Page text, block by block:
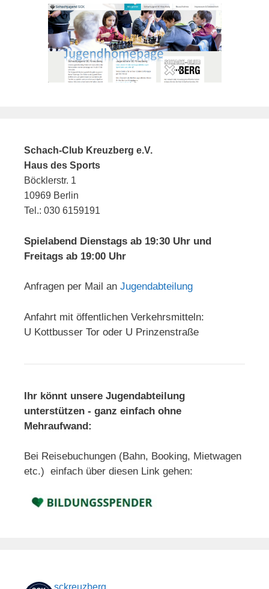
Schach-Club Kreuzberg e.V.
Haus des Sports
Böcklerstr. 1
10969 Berlin
Tel.: 030 6159191
Spielabend Dienstags ab 19:30 Uhr und
Freitags ab 19:00 Uhr
Anfragen per Mail an Jugendabteilung
Anfahrt mit öffentlichen Verkehrsmitteln:
U Kottbusser Tor oder U Prinzenstraße
Ihr könnt unsere Jugendabteilung
unterstützen - ganz einfach ohne
Mehraufwand:
Bei Reisebuchungen (Bahn, Booking, Mietwagen
etc.) einfach über diesen Link gehen:
sckreuzberg